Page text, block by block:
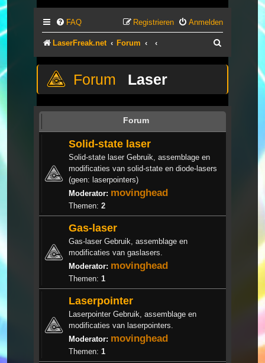
FAQ Anmelden
Registrieren
LaserFreak.net Forum
Laser
Forum
Solid-state laser
Solid-state laser Gebruik, assemblage en
modificaties van solid-state en diode-lasers
(geen: laserpointers)
Moderator: movinghead
Themen: 2
Gas-laser
Gas-laser Gebruik, assemblage en
modificaties van gaslasers.
Moderator: movinghead
Themen: 1
Laserpointer
Laserpointer Gebruik, assemblage en
modificaties van laserpointers.
Moderator: movinghead
Themen: 1